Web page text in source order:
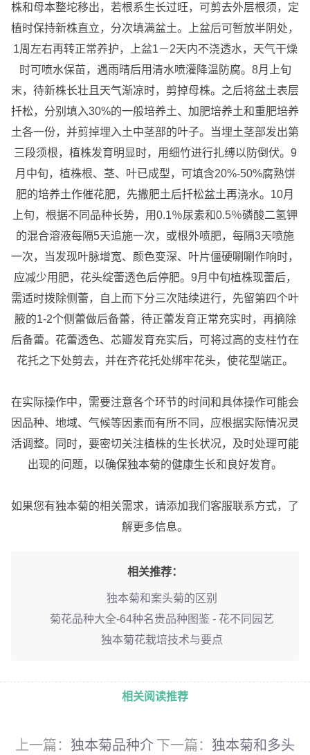
株和母本整坨移出，若根系生长过旺，可剪去外层根须，定
植时保持新株直立，分次填满盆土。上盆后可暂放半阴处，
1周左右再转正常养护，上盆1－2天内不浇透水，天气干燥
时可喷水保苗，遇雨晴后用清水喷灌降温防腐。8月上旬
末，待新株长壮且天气渐凉时，剪掉母株。之后将盆土表层
扦松，分别填入30%的一般培养土、加肥培养土和重肥培养
土各一份，并剪掉埋入土中茎部的叶子。当埋土茎部发出第
三段须根，植株发育明显时，用细竹进行扎缚以防倒伏。9
月中旬，植株根、茎、叶已成型，可填含20%-50%腐熟饼
肥的培养土作催花肥，先撒肥土后扦松盆土再浇水。10月
上旬，根据不同品种长势，用0.1％尿素和0.5％磷酸二氢钾
的混合溶液每隔5天追施一次，或根外喷肥，每隔3天喷施
一次，当发现叶脉增宽、颜色变深、叶片僵硬唰唰作响时，
应减少用肥，花头绽蕾透色后停肥。9月中旬植株现蕾后，
需适时拨除侧蕾，自上而下分三次陆续进行，先留第四个叶
腋的1-2个侧蕾做后备蕾，待正蕾发育正常充实时，再摘除
后备蕾。花蕾透色、芯瓣发育充实后，可将过高的支柱竹在
花托之下处剪去，并在齐花托处绑牢花头，使花型端正。
在实际操作中，需要注意各个环节的时间和具体操作可能会
因品种、地域、气候等因素而有所不同，应根据实际情况灵
活调整。同时，要密切关注植株的生长状况，及时处理可能
出现的问题，以确保独本菊的健康生长和良好发育。
如果您有独本菊的相关需求，请添加我们客服联系方式，了
解更多信息。
相关推荐：
独本菊和案头菊的区别
菊花品种大全-64种名贵品种图鉴 - 花不同园艺
独本菊花栽培技术与要点
相关阅读推荐
上一篇： 独本菊品种介 下一篇： 独本菊和多头